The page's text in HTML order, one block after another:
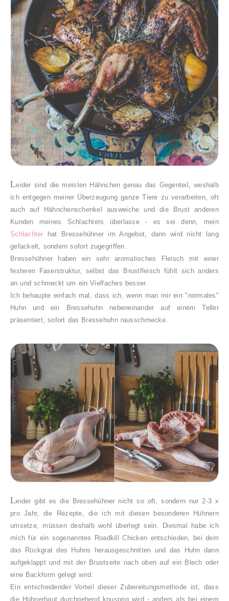
Leider sind die meisten Hähnchen genau das Gegenteil, weshalb
ich entgegen meiner Überzeugung ganze Tiere zu verarbeiten, oft
auch auf Hähnchenschenkel ausweiche und die Brust anderen
Kunden meines Schlachters überlasse - es sei denn, mein
Schlachter hat Bressehühner im Angebot, dann wird nicht lang
gefackelt, sondern sofort zugegriffen.
Bressehühner haben ein sehr aromatisches Fleisch mit einer
festeren Faserstruktur, selbst das Brustfleisch fühlt sich anders
an und schmeckt um ein Vielfaches besser.
Ich behaupte einfach mal, dass ich, wenn man mir ein "normales"
Huhn und ein Bressehuhn nebeneinander auf einem Teller
präsentiert, sofort das Bressehuhn rausschmecke.
Leider gibt es die Bressehühner nicht so oft, sondern nur 2-3 x
pro Jahr, die Rezepte, die ich mit diesen besonderen Hühnern
umsetze, müssen deshalb wohl überlegt sein. Diesmal habe ich
mich für ein sogenanntes Roadkill Chicken entschieden, bei dem
das Rückgrat des Huhns herausgeschnitten und das Huhn dann
aufgeklappt und mit der Brustseite nach oben auf ein Blech oder
eine Backform gelegt wird.
Ein entscheidender Vorteil dieser Zubereitungsmethode ist, dass
die Hühnerhaut durchgehend knusprig wird - anders als bei einem